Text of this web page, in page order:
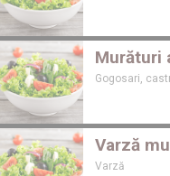
Murături
Gogosari,
Varză
Varză